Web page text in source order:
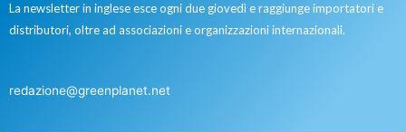
La newsletter in inglese esce ogni due giovedì e raggiunge importatori e
distributori, oltre ad associazioni e organizzazioni internazionali.
redazione@greenplanet.net